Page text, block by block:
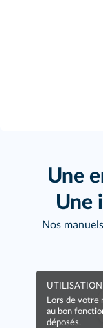
Une
Une
Nos
Lors de votre
au bon
déposés.